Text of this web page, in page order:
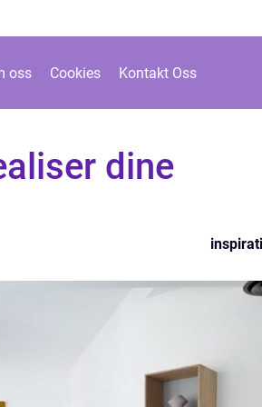
oss Cookies Kontakt Oss
dine